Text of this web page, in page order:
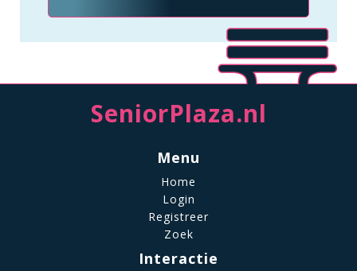
SeniorPlaza.nl
Menu
Home
Login
Registreer
Zoek
Interactie